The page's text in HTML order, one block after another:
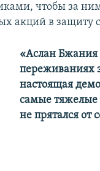
чтобы за
акций в защиту
«Аслан Бжания
переживаниях
настоящая
самые тяжелые
не прятался от